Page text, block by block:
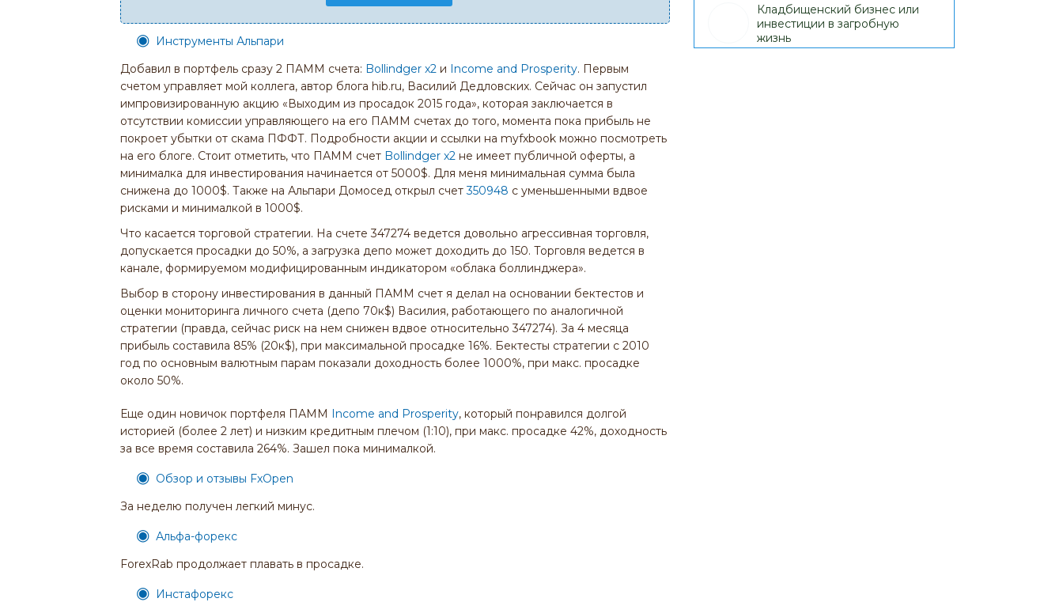
Инструменты Альпари
Добавил в портфель сразу 2 ПАММ счета: Bollindger x2 и Income and Prosperity. Первым
счетом управляет мой коллега, автор блога hib.ru, Василий Дедловских. Сейчас он запустил
импровизированную акцию «Выходим из просадок 2015 года», которая заключается в
отсутствии комиссии управляющего на его ПАММ счетах до того, момента пока прибыль не
покроет убытки от скама ПФФТ. Подробности акции и ссылки на myfxbook можно посмотреть
на его блоге. Стоит отметить, что ПАММ счет Bollindger x2 не имеет публичной оферты, а
минималка для инвестирования начинается от 5000$. Для меня минимальная сумма была
снижена до 1000$. Также на Альпари Домосед открыл счет350948 с уменьшенными вдвое
рисками и минималкой в 1000$.
Что касается торговой стратегии. На счете 347274 ведется довольно агрессивная торговля,
допускается просадки до 50%, а загрузка депо может доходить до 150. Торговля ведется в
канале, формируемом модифицированным индикатором «облака боллинджера».
Выбор в сторону инвестирования в данный ПАММ счет я делал на основании бектестов и
оценки мониторинга личного счета (депо 70к$) Василия, работающего по аналогичной
стратегии (правда, сейчас риск на нем снижен вдвое относительно 347274). За 4 месяца
прибыль составила 85% (20к$), при максимальной просадке 16%. Бектесты стратегии с 2010
год по основным валютным парам показали доходность более 1000%, при макс. просадке
около 50%.
Еще один новичок портфеля ПАММ Income and Prosperity, который понравился долгой
историей (более 2 лет) и низким кредитным плечом (1:10), при макс. просадке 42%, доходность
за все время составила 264%. Зашел пока минималкой.
Обзор и отзывы FxOpen
За неделю получен легкий минус.
Альфа-форекс
ForexRab продолжает плавать в просадке.
Инстафорекс
Кладбищенский бизнес или
инвестиции в загробную
жизнь